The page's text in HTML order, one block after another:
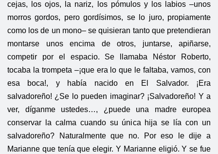
cejas, los ojos, la nariz, los pómulos y los labios –unos
morros gordos, pero gordísimos, se lo juro, propiamente
como los de un mono– se quisieran tanto que pretendieran
montarse unos encima de otros, juntarse, apiñarse,
competir por el espacio. Se llamaba Néstor Roberto,
tocaba la trompeta –¡que era lo que le faltaba, vamos, con
esa boca!, y había nacido en El Salvador. ¡Era
salvadoreño! ¿Se lo pueden imaginar? ¡Salvadoreño! Y a
ver, díganme ustedes…, ¿puede una madre europea
conservar la calma cuando su única hija se lía con un
salvadoreño? Naturalmente que no. Por eso le dije a
Marianne que tenía que elegir. Y Marianne eligió. Y se fue